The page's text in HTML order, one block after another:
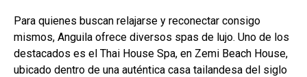
Para quienes buscan relajarse y reconectar consigo
mismos, Anguila ofrece diversos spas de lujo. Uno de los
destacados es el Thai House Spa, en Zemi Beach House,
ubicado dentro de una auténtica casa tailandesa del siglo